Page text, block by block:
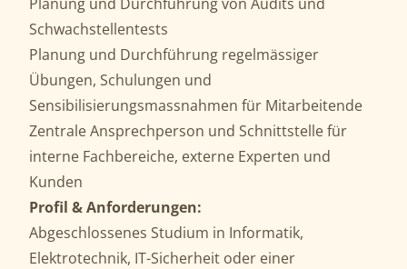
Schwachstellentests
Planung und Durchführung regelmässiger
Übungen, Schulungen und
Sensibilisierungsmassnahmen für Mitarbeitende
Zentrale Ansprechperson und Schnittstelle für
interne Fachbereiche, externe Experten und
Kunden
Profil & Anforderungen:
Abgeschlossenes Studium in Informatik,
Elektrotechnik, IT-Sicherheit oder einer